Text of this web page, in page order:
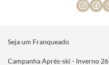
Seja um Franqueado
Campanha Aprés-ski - Inverno 26